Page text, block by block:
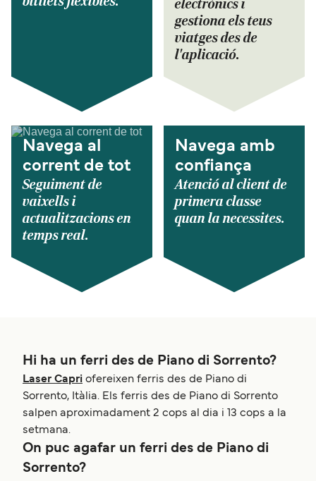
electrònics i
gestiona els teus
viatges des de
l'aplicació.
Navega al
corrent de tot
Seguiment de
vaixells i
actualitzacions en
temps real.
Navega amb
confiança
Atenció al client de
primera classe
quan la necessites.
Hi ha un ferri des de Piano di Sorrento?
Laser Capri ofereixen ferris des de Piano di
Sorrento, Itàlia. Els ferris des de Piano di Sorrento
salpen aproximadament 2 cops al dia i 13 cops a la
setmana.
On puc agafar un ferri des de Piano di
Sorrento?